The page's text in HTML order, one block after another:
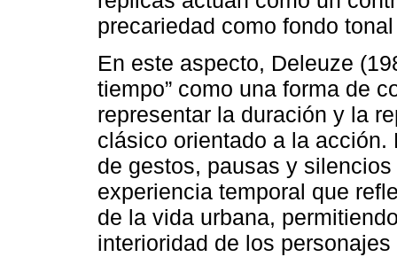
precariedad como fondo
En este aspecto, Deleuze
tiempo” como una forma de
representar la duración y la
clásico orientado a la
de gestos, pausas y
experiencia temporal que
de la vida urbana,
interioridad de los